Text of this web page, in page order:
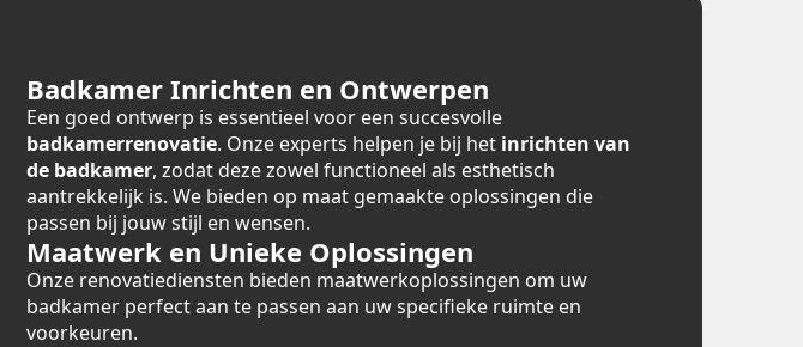
Badkamer Inrichten en Ontwerpen
Een goed ontwerp is essentieel voor een succesvolle
badkamerrenovatie. Onze experts helpen je bij het inrichten van
de badkamer, zodat deze zowel functioneel als esthetisch
aantrekkelijk is. We bieden op maat gemaakte oplossingen die
passen bij jouw stijl en wensen.
Maatwerk en Unieke Oplossingen
Onze renovatiediensten bieden maatwerkoplossingen om uw
badkamer perfect aan te passen aan uw specifieke ruimte en
voorkeuren.